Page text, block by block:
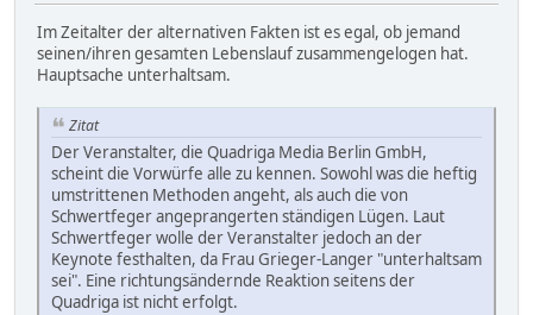
Im Zeitalter der alternativen Fakten ist es egal, ob jemand
seinen/ihren gesamten Lebenslauf zusammengelogen hat.
Hauptsache unterhaltsam.
Zitat
Der Veranstalter, die Quadriga Media Berlin GmbH,
scheint die Vorwürfe alle zu kennen. Sowohl was die heftig
umstrittenen Methoden angeht, als auch die von
Schwertfeger angeprangerten ständigen Lügen. Laut
Schwertfeger wolle der Veranstalter jedoch an der
Keynote festhalten, da Frau Grieger-Langer "unterhaltsam
sei". Eine richtungsändernde Reaktion seitens der
Quadriga ist nicht erfolgt.